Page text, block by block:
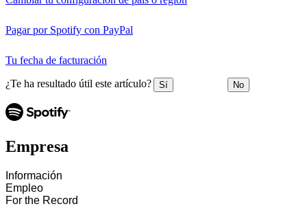
Pagar por Spotify con PayPal
Tu fecha de facturación
¿Te ha resultado útil este artículo? Sí No
Empresa
Información
Empleo
For the Record